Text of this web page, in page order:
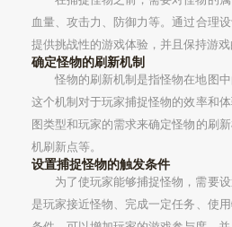
血量、攻击力、防御力等。通过合理
提供挑战性的游戏体验，并且保持游戏
确定怪物的刷新机制
怪物的刷新机制是指怪物在地图中
这个机制对于玩家捕捉怪物的效率和
图类型和玩家的需求来确定怪物的刷
机刷新点等。
设置捕捉怪物的触发条件
为了使玩家能够捕捉怪物，需要
是玩家接近怪物、完成一定任务、使